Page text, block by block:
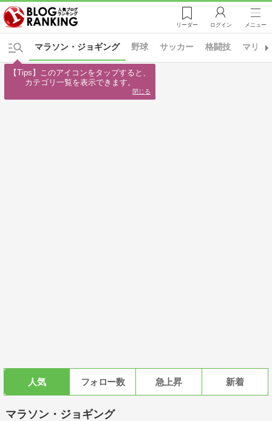
リーダー ログイン メニュー
野球 サッカー 格闘技 マリン
マラソン・ジョギング
人気 フォロー数 急上昇 新着
マラソン・ジョギング
【Tips】このアイコンをタップすると、
カテゴリ一覧を表示できます。
閉じる